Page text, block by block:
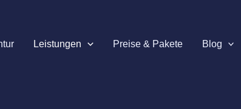
Leistungen Preise & Pakete Blog